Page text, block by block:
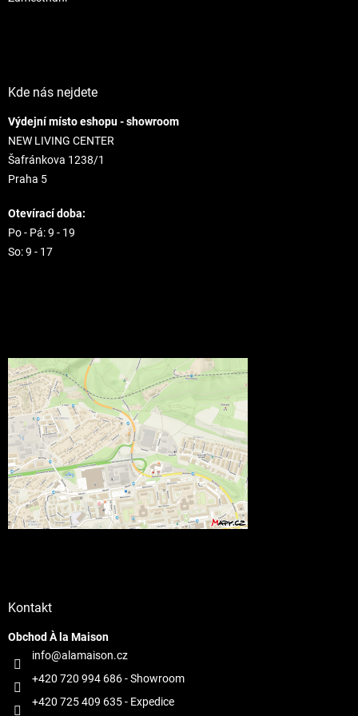
Kde nás nejdete
Výdejní místo eshopu - showroom
NEW LIVING CENTER
Šafránkova 1238/1
Praha 5
Otevírací doba:
Po - Pá: 9 - 19
So: 9 - 17
Kontakt
Obchod À la Maison
info@alamaison.cz
+420 720 994 686- Showroom
+420 725 409 635- Expedice